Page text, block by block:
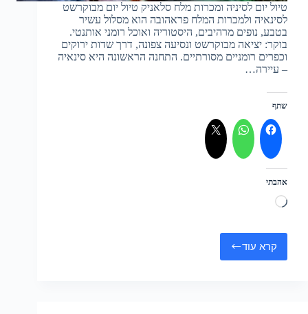
טיול יום לסיניה ומכרות מלח סלאניק טיול יום מבוקרשט
לסינאיה ולמכרות המלח פראהובה הוא מסלול עשיר
בטבע, נופים מרהיבים, היסטוריה ואוכל רומני אותנטי.
בוקר: יציאה מבוקרשט ונסיעה צפונה, דרך שדות ירוקים
וכפרים רומניים מסורתיים. התחנה הראשונה היא סינאיה
– עיירה…
שתף
אהבתי
טוען...
קרא עוד
טיול